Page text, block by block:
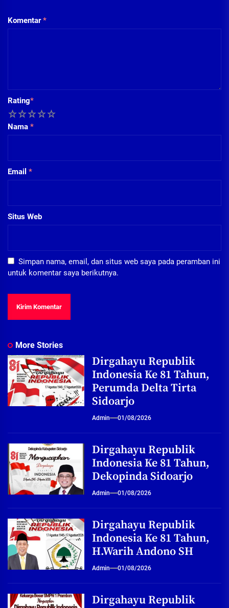
Komentar*
Rating*
5
4
3
2
Nama *
Email *
Situs Web
Simpan nama, email, dan situs web saya pada peramban ini
untuk komentar saya berikutnya.
More Stories
Dirgahayu Republik
Indonesia Ke 81 Tahun,
Perumda Delta Tirta
Sidoarjo
Admin 01/08/2026
Dirgahayu Republik
Indonesia Ke 81 Tahun,
Dekopinda Sidoarjo
Admin 01/08/2026
Dirgahayu Republik
Indonesia Ke 81 Tahun,
H.Warih Andono SH
Admin 01/08/2026
Dirgahayu Republik